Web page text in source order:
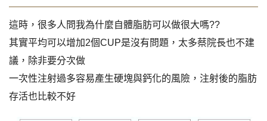
這時，很多人問我為什麼自體脂肪可以做很大嗎??
其實平均可以增加2個CUP是沒有問題，太多蔡院長也不建
議，除非要分次做
一次性注射過多容易產生硬塊與鈣化的風險，注射後的脂肪
存活也比較不好